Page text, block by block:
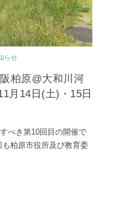
らせ
柏原@大和川河
月14日(土)・15日
べき第10回目の開催で
柏原市役所及び教育委